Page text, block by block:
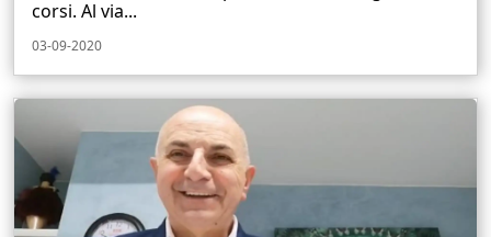
corsi. Al via...
03-09-2020